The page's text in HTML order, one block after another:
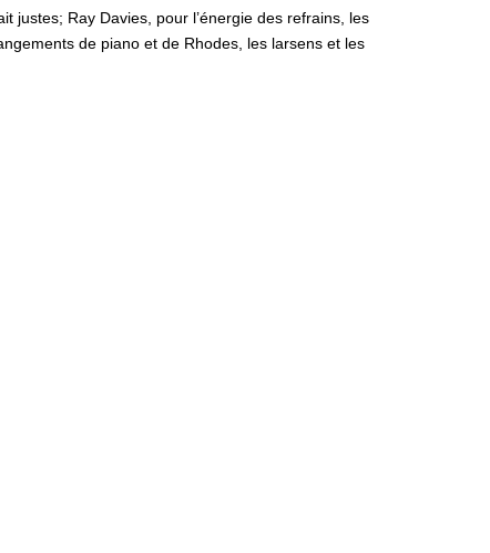
justes; Ray Davies, pour l’énergie des refrains, les
de piano et de Rhodes, les larsens et les